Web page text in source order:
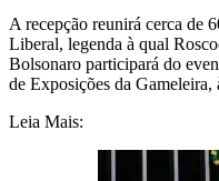
A recepção reunirá cerca de
Liberal, legenda à qual
Bolsonaro participará do
de Exposições da Gameleira,
Leia Mais: